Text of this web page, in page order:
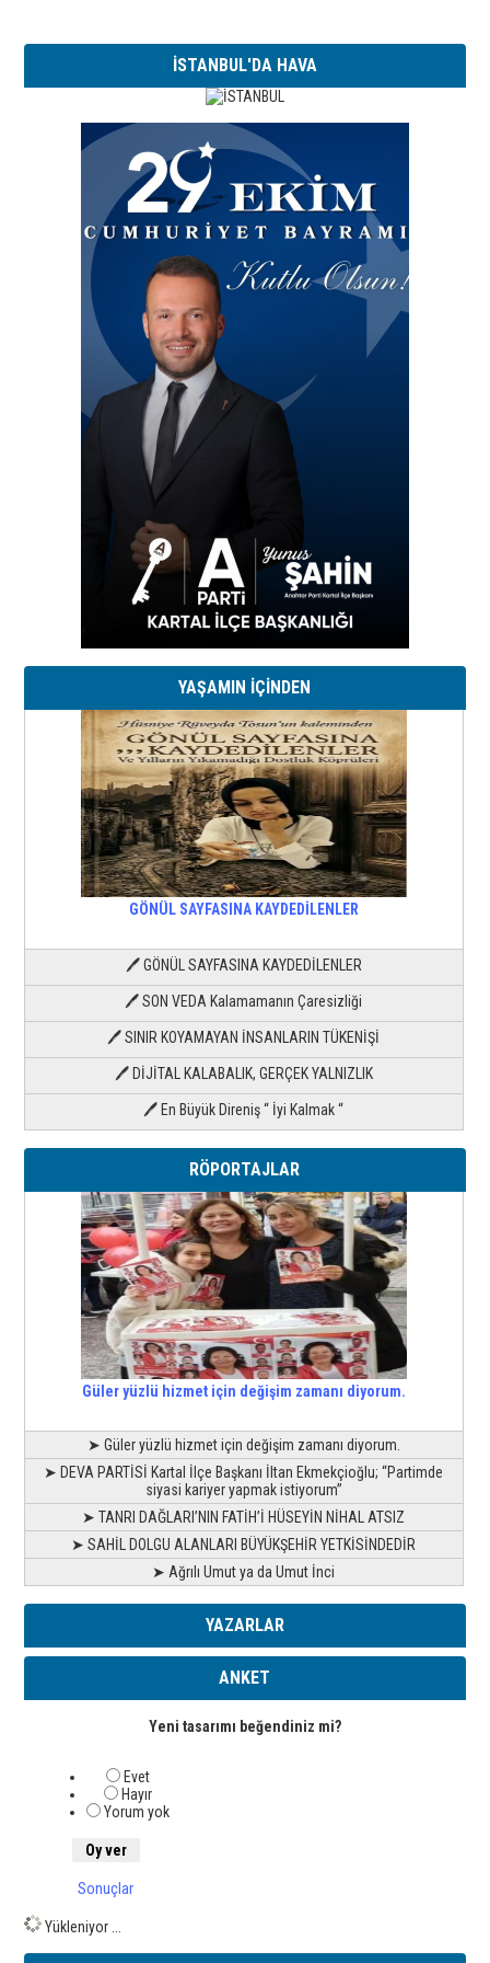
İSTANBUL'DA HAVA
YAŞAMIN İÇİNDEN
GÖNÜL SAYFASINA KAYDEDİLENLER
🖊 GÖNÜL SAYFASINA KAYDEDİLENLER
🖊 SON VEDA Kalamamanın Çaresizliği
🖊 SINIR KOYAMAYAN İNSANLARIN TÜKENİŞİ
🖊 DİJİTAL KALABALIK, GERÇEK YALNIZLIK
🖊 En Büyük Direniş “ İyi Kalmak “
RÖPORTAJLAR
Güler yüzlü hizmet için değişim zamanı diyorum.
➤ Güler yüzlü hizmet için değişim zamanı diyorum.
➤ DEVA PARTİSİ Kartal İlçe Başkanı İltan Ekmekçioğlu; “Partimde
siyasi kariyer yapmak istiyorum”
➤ TANRI DAĞLARI’NIN FATİH’İ HÜSEYİN NİHAL ATSIZ
➤ SAHİL DOLGU ALANLARI BÜYÜKŞEHİR YETKİSİNDEDİR
➤ Ağrılı Umut ya da Umut İnci
YAZARLAR
ANKET
Yeni tasarımı beğendiniz mi?
Evet
Hayır
Yorum yok
Sonuçlar
Yükleniyor ...